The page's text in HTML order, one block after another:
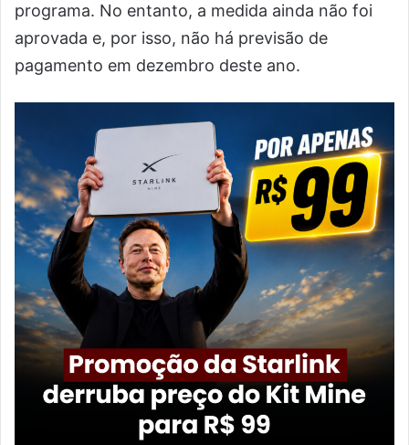
programa. No entanto, a medida ainda não foi
aprovada e, por isso, não há previsão de
pagamento em dezembro deste ano.